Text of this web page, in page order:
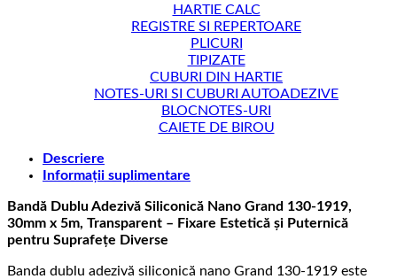
HARTIE CALC
REGISTRE SI REPERTOARE
PLICURI
TIPIZATE
CUBURI DIN HARTIE
NOTES-URI SI CUBURI AUTOADEZIVE
BLOCNOTES-URI
CAIETE DE BIROU
Descriere
Informații suplimentare
Bandă Dublu Adezivă Siliconică Nano Grand 130-1919,
30mm x 5m, Transparent – Fixare Estetică și Puternică
pentru Suprafețe Diverse
Banda dublu adezivă siliconică nano Grand 130-1919 este